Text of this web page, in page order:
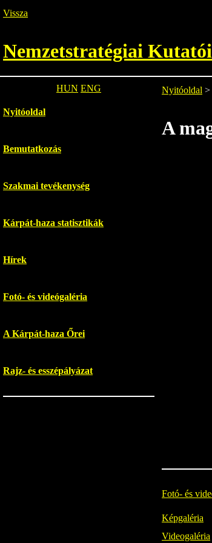
Vissza
Nemzetstratégiai
HUN ENG
Nyitóoldal
Bemutatkozás
Szakmai tevékenység
Kárpát-haza statisztikák
Hírek
Fotó- és videógaléria
A Kárpát-haza Őrei
Rajz- és esszépályázat
Nyitóoldal >
A
Fotó- és
Képgaléria
Videogaléria